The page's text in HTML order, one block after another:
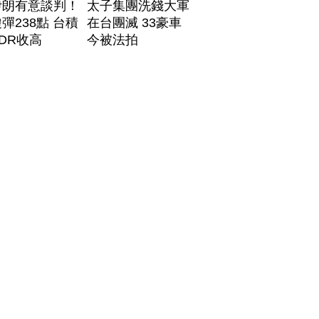
有意談判！
238點 台積
收高
太子集團洗錢大軍
在台團滅 33豪車
今被法拍